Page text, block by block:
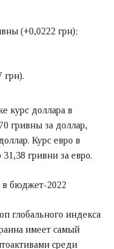
(+0,0222 грн);
грн).
курс доллара в
гривны за доллар,
Курс евро в
гривни за евро.
в бюджет-2022
глобального индекса
имеет самый
среди